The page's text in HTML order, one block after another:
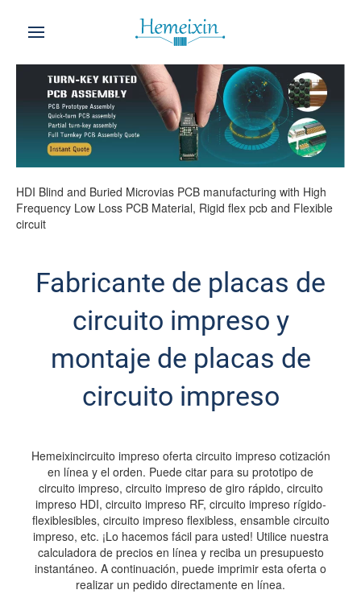
HDI Blind and Buried Microvias PCB manufacturing with High
Frequency Low Loss PCB Material, Rigid flex pcb and Flexible
circuit
Fabricante de placas de
circuito impreso y
montaje de placas de
circuito impreso
Hemeixincircuito impreso oferta circuito impreso cotización
en línea y el orden. Puede citar para su prototipo de
circuito impreso, circuito impreso de giro rápido, circuito
impreso HDI, circuito impreso RF, circuito impreso rígido-
flexiblesibles, circuito impreso flexibless, ensamble circuito
impreso, etc. ¡Lo hacemos fácil para usted! Utilice nuestra
calculadora de precios en línea y reciba un presupuesto
instantáneo. A continuación, puede imprimir esta oferta o
realizar un pedido directamente en línea.